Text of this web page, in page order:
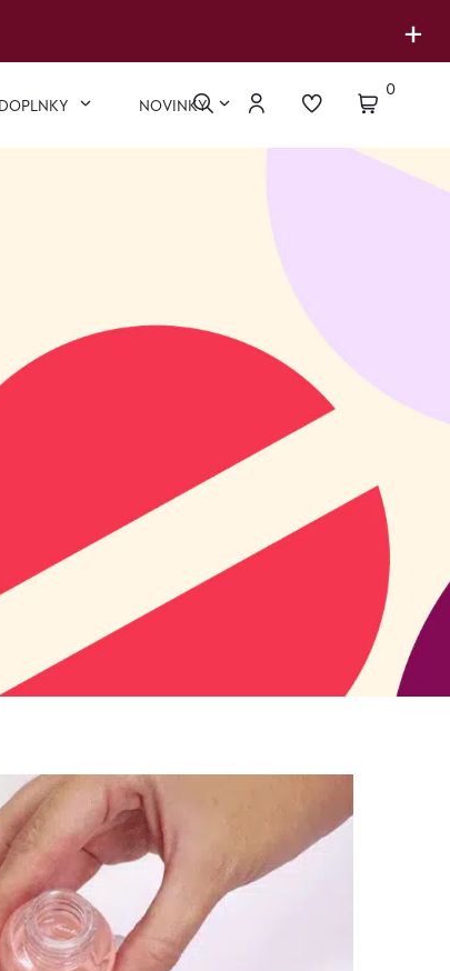
+
DOPLNKY NOVINKY
0